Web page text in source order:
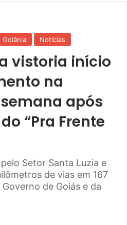
Goiânia Notícias
vistoria início
na
após
“Pra Frente
Setor Santa Luzia e
de vias em 167
de Goiás e da